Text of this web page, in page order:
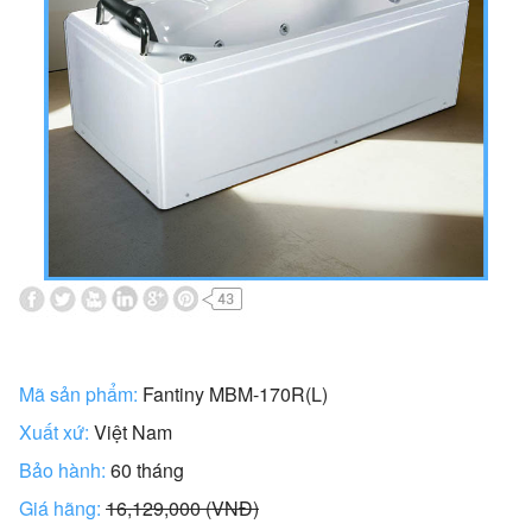
Mã sản phẩm: Fantiny MBM-170R(L)
Xuất xứ: Việt Nam
Bảo hành: 60 tháng
Giá hãng: 16,129,000 (VNĐ)